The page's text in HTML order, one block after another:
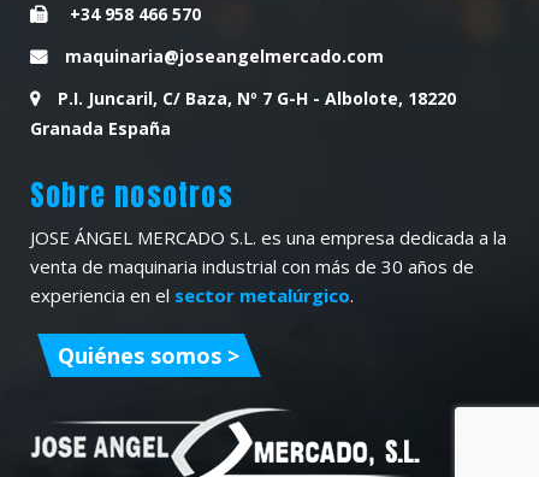
+34 958 466 570
maquinaria@joseangelmercado.com
P.I. Juncaril, C/ Baza, Nº 7 G-H - Albolote, 18220
Granada España
Sobre nosotros
JOSE ÁNGEL MERCADO S.L. es una empresa dedicada a la
venta de maquinaria industrial con más de 30 años de
experiencia en el sector metalúrgico.
Quiénes somos >